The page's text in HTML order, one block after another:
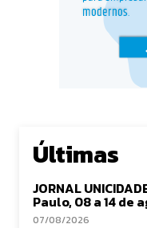
Últimas
JORNAL
Paulo, 08 a 14 de
07/08/2026